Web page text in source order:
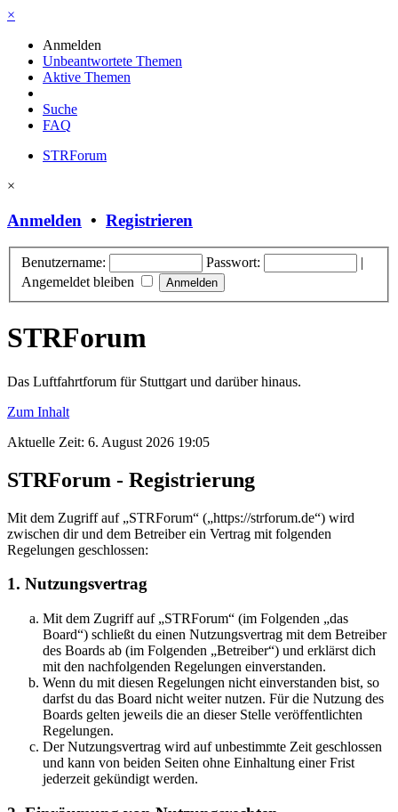
×
Anmelden
Unbeantwortete Themen
Aktive Themen
Suche
FAQ
STRForum
×
Anmelden • Registrieren
Benutzername: Passwort:
|
Angemeldet bleiben
STRForum
Das Luftfahrtforum für Stuttgart und darüber hinaus.
Zum Inhalt
Aktuelle Zeit: 6. August 2026 19:05
STRForum - Registrierung
Mit dem Zugriff auf „STRForum“ („https://strforum.de“) wird
zwischen dir und dem Betreiber ein Vertrag mit folgenden
Regelungen geschlossen:
1. Nutzungsvertrag
Mit dem Zugriff auf „STRForum“ (im Folgenden „das
Board“) schließt du einen Nutzungsvertrag mit dem Betreiber
des Boards ab (im Folgenden „Betreiber“) und erklärst dich
mit den nachfolgenden Regelungen einverstanden.
Wenn du mit diesen Regelungen nicht einverstanden bist, so
darfst du das Board nicht weiter nutzen. Für die Nutzung des
Boards gelten jeweils die an dieser Stelle veröffentlichten
Regelungen.
Der Nutzungsvertrag wird auf unbestimmte Zeit geschlossen
und kann von beiden Seiten ohne Einhaltung einer Frist
jederzeit gekündigt werden.